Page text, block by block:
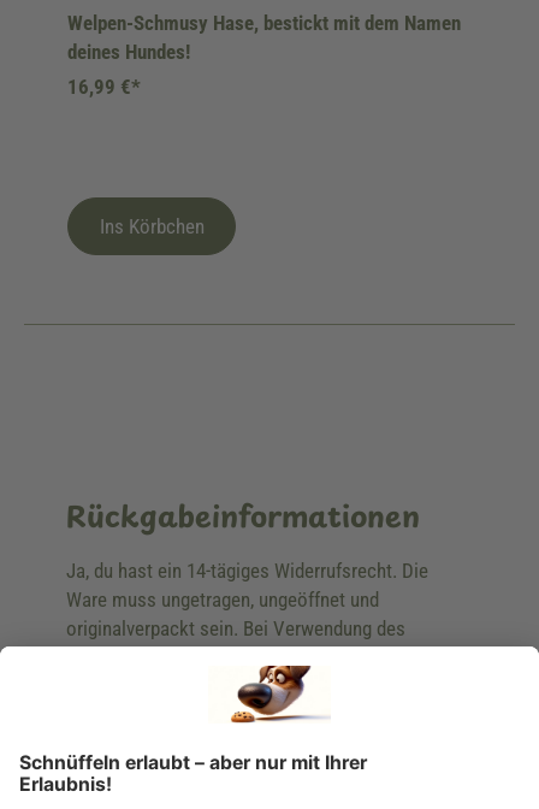
Welpen-Schmusy Hase, bestickt mit dem Namen
deines Hundes!
16,99 €*
Ins Körbchen
Rückgabeinformationen
Ja, du hast ein 14-tägiges Widerrufsrecht. Die
Ware muss ungetragen, ungeöffnet und
originalverpackt sein. Bei Verwendung des
Rücksendung?